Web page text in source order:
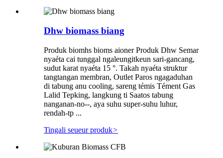
Dhw biomass biang
Produk biomhs bioms aioner Produk Dhw Semar
nyaéta cai tunggal ngaleungitkeun sari-gancang,
sudut karat nyaéta 15 °. Takah nyaéta struktur
tangtangan membran, Outlet Paros ngagaduhan
di tabung anu cooling, sareng témis Tément Gas
Lalid Tepking, langkung ti Saatos tabung
nanganan-no--, aya suhu super-suhu luhur,
rendah-tp ...
Tingali seueur produk>